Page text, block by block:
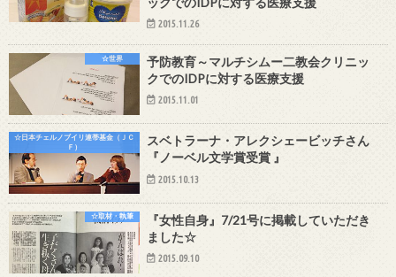
2015.11.26
☆世界
予防教育～マルチシムー二教会クリニッ
クでのIDPに対する医療支援
2015.11.01
☆日本チェルノブイリ連帯基金（ＪＣ
Ｆ）
スベトラーナ・アレクシェービッチさん
『ノーベル文学賞受賞 』
2015.10.13
☆取材・執筆
『女性自身』7/21号に掲載していただき
ました☆
2015.09.10